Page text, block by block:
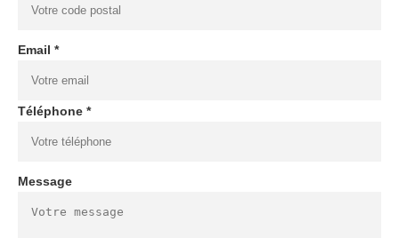
Email *
Téléphone *
Message